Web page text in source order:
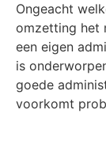
Ongeacht
omzetting het
een eigen
is
goede
voorkomt